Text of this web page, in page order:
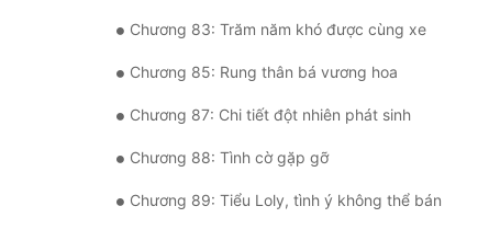
Chương 83: Trăm năm khó được cùng xe
Chương 85: Rung thân bá vương hoa
Chương 87: Chi tiết đột nhiên phát sinh
Chương 88: Tình cờ gặp gỡ
Chương 89: Tiểu Loly, tình ý không thể bán